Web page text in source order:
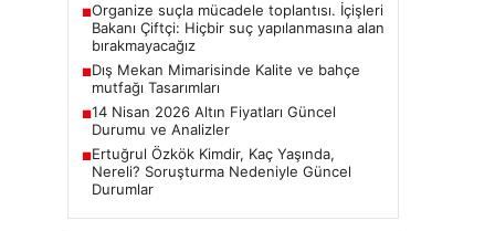
■Organize suçla mücadele toplantısı. İçişleri
Bakanı Çiftçi: Hiçbir suç yapılanmasına alan
bırakmayacağız
■Dış Mekan Mimarisinde Kalite ve bahçe
mutfağı Tasarımları
■14 Nisan 2026 Altın Fiyatları Güncel
Durumu ve Analizler
■Ertuğrul Özkök Kimdir, Kaç Yaşında,
Nereli? Soruşturma Nedeniyle Güncel
Durumlar